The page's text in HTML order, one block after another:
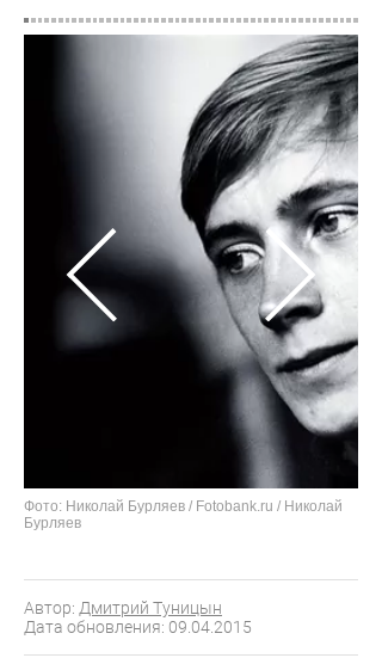
Фото: Николай Бурляев / Fotobank.ru / Николай
Бурляев
Автор: Дмитрий Туницын
Дата обновления: 09.04.2015